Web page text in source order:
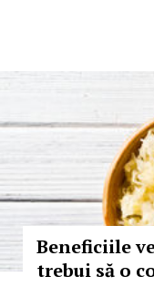
Beneficiile
trebui să o